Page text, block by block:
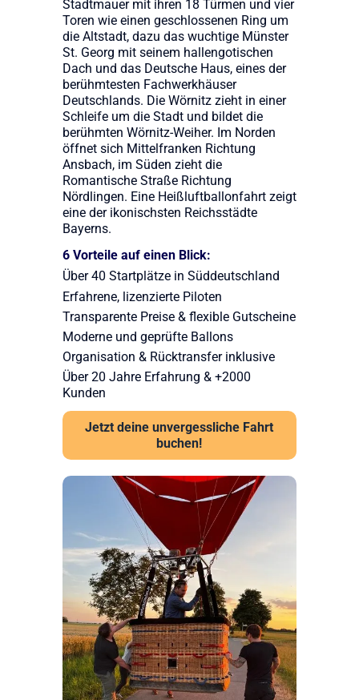
Stadtmauer mit ihren 18 Türmen und vier
Toren wie einen geschlossenen Ring um
die Altstadt, dazu das wuchtige Münster
St. Georg mit seinem hallengotischen
Dach und das Deutsche Haus, eines der
berühmtesten Fachwerkhäuser
Deutschlands. Die Wörnitz zieht in einer
Schleife um die Stadt und bildet die
berühmten Wörnitz-Weiher. Im Norden
öffnet sich Mittelfranken Richtung
Ansbach, im Süden zieht die
Romantische Straße Richtung
Nördlingen. Eine Heißluftballonfahrt zeigt
eine der ikonischsten Reichsstädte
Bayerns.
6 Vorteile auf einen Blick:
Über 40 Startplätze in Süddeutschland
Erfahrene, lizenzierte Piloten
Transparente Preise & flexible Gutscheine
Moderne und geprüfte Ballons
Organisation & Rücktransfer inklusive
Über 20 Jahre Erfahrung & +2000
Kunden
Jetzt deine unvergessliche Fahrt
buchen!